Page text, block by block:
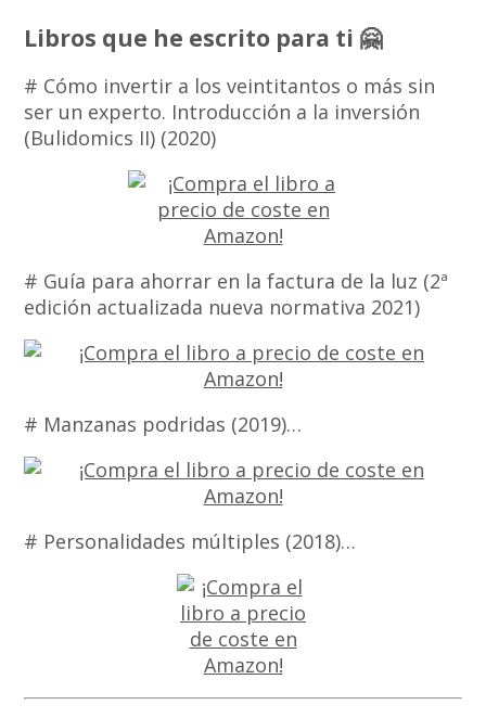
Libros que he escrito para ti 🤗
# Cómo invertir a los veintitantos o más sin
ser un experto. Introducción a la inversión
(Bulidomics II) (2020)
# Guía para ahorrar en la factura de la luz (2ª
edición actualizada nueva normativa 2021)
# Manzanas podridas (2019)…
# Personalidades múltiples (2018)…